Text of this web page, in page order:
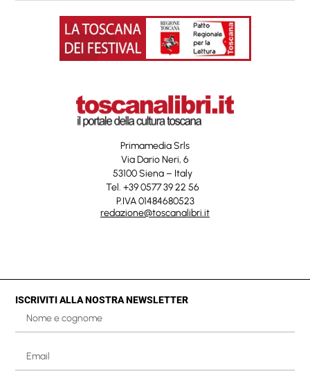
Primamedia Srls
Via Dario Neri, 6
53100 Siena – Italy
Tel. +39 0577 39 22 56
P.IVA 01484680523
redazione@toscanalibri.it
ISCRIVITI ALLA NOSTRA NEWSLETTER